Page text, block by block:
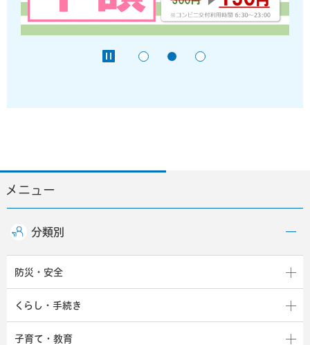
メニュー
分類別
防災・安全
くらし・手続き
子育て・教育